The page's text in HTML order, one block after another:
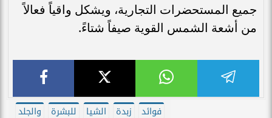
جميع المستحضرات التجارية، ويشكل واقياً فعالاً
من أشعة الشمس القوية صيفاً شتاءً.
فوائد زبدة الشيا للبشرة والجلد